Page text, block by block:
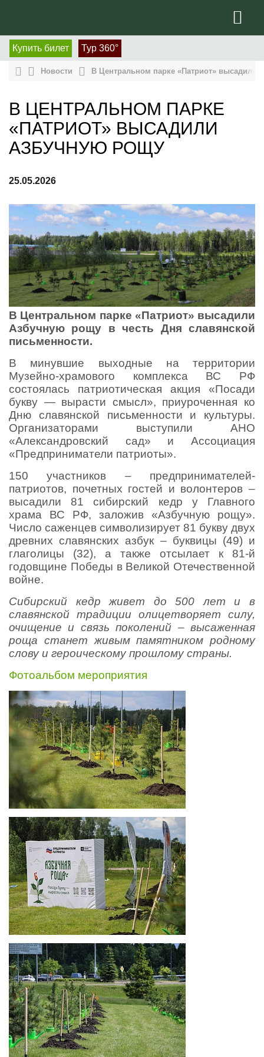
Купить билет Тур 360°
Новости В Центральном парке «Патриот» высадили
В ЦЕНТРАЛЬНОМ ПАРКЕ
«ПАТРИОТ» ВЫСАДИЛИ
АЗБУЧНУЮ РОЩУ
25.05.2026
В Центральном парке «Патриот» высадили
Азбучную рощу в честь Дня славянской
письменности.
В минувшие выходные на территории
Музейно-храмового комплекса ВС РФ
состоялась патриотическая акция «Посади
букву — вырасти смысл», приуроченная ко
Дню славянской письменности и культуры.
Организаторами выступили АНО
«Александровский сад» и Ассоциация
«Предприниматели патриоты».
150 участников – предпринимателей-
патриотов, почетных гостей и волонтеров –
высадили 81 сибирский кедр у Главного
храма ВС РФ, заложив «Азбучную рощу».
Число саженцев символизирует 81 букву двух
древних славянских азбук – буквицы (49) и
глаголицы (32), а также отсылает к 81-й
годовщине Победы в Великой Отечественной
войне.
Сибирский кедр живет до 500 лет и в
славянской традиции олицетворяет силу,
очищение и связь поколений – высаженная
роща станет живым памятником родному
слову и героическому прошлому страны.
Фотоальбом мероприятия